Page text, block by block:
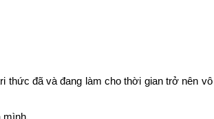
thức đã và đang làm cho thời gian trở nên